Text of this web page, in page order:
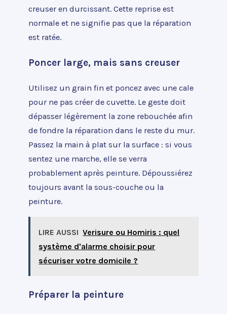
creuser en durcissant. Cette reprise est
normale et ne signifie pas que la réparation
est ratée.
Poncer large, mais sans creuser
Utilisez un grain fin et poncez avec une cale
pour ne pas créer de cuvette. Le geste doit
dépasser légèrement la zone rebouchée afin
de fondre la réparation dans le reste du mur.
Passez la main à plat sur la surface : si vous
sentez une marche, elle se verra
probablement après peinture. Dépoussiérez
toujours avant la sous-couche ou la
peinture.
LIRE AUSSI Verisure ou Homiris : quel
système d'alarme choisir pour
sécuriser votre domicile ?
Préparer la peinture